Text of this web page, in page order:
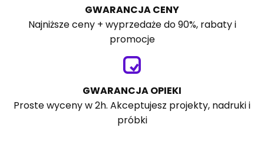
GWARANCJA CENY
Najniższe ceny + wyprzedaże do 90%, rabaty i
promocje
GWARANCJA OPIEKI
Proste wyceny w 2h. Akceptujesz projekty, nadruki i
próbki